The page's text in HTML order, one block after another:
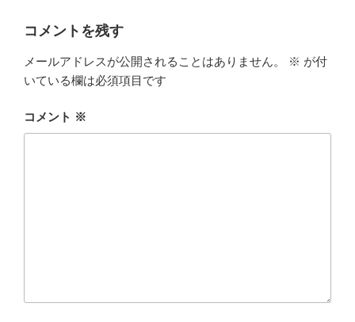
コメントを残す
メールアドレスが公開されることはありません。 ※ が付
いている欄は必須項目です
コメント ※